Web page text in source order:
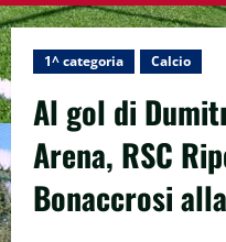
principale
1^ categoria Calcio
Al gol di
Arena, RSC
Bonaccrosi